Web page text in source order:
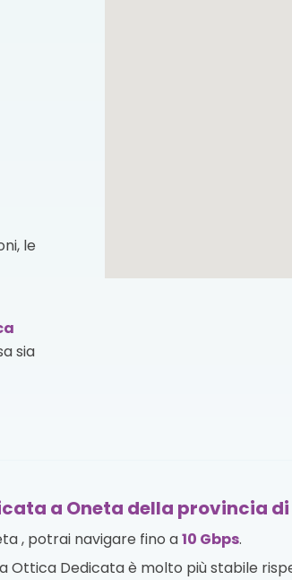
le
sia
a Oneta della provincia
, potrai navigare fino a10 Gbps.
Ottica Dedicata è molto più stabile